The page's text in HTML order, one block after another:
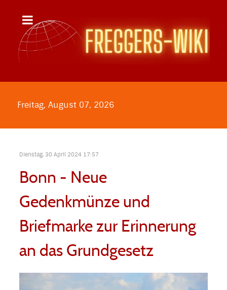
Freitag, August 07, 2026
Dienstag, 30 April 2024 17:57
Bonn - Neue
Gedenkmünze und
Briefmarke zur Erinnerung
an das Grundgesetz